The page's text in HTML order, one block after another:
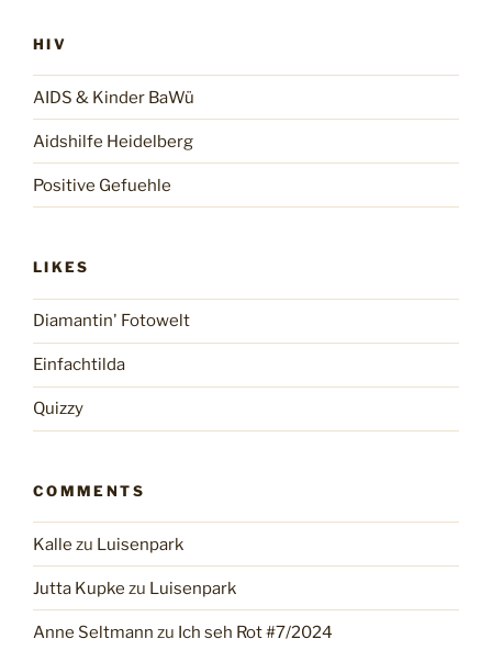
HIV
AIDS & Kinder BaWü
Aidshilfe Heidelberg
Positive Gefuehle
LIKES
Diamantin' Fotowelt
Einfachtilda
Quizzy
COMMENTS
Kalle zu Luisenpark
Jutta Kupke zu Luisenpark
Anne Seltmann zu Ich seh Rot #7/2024